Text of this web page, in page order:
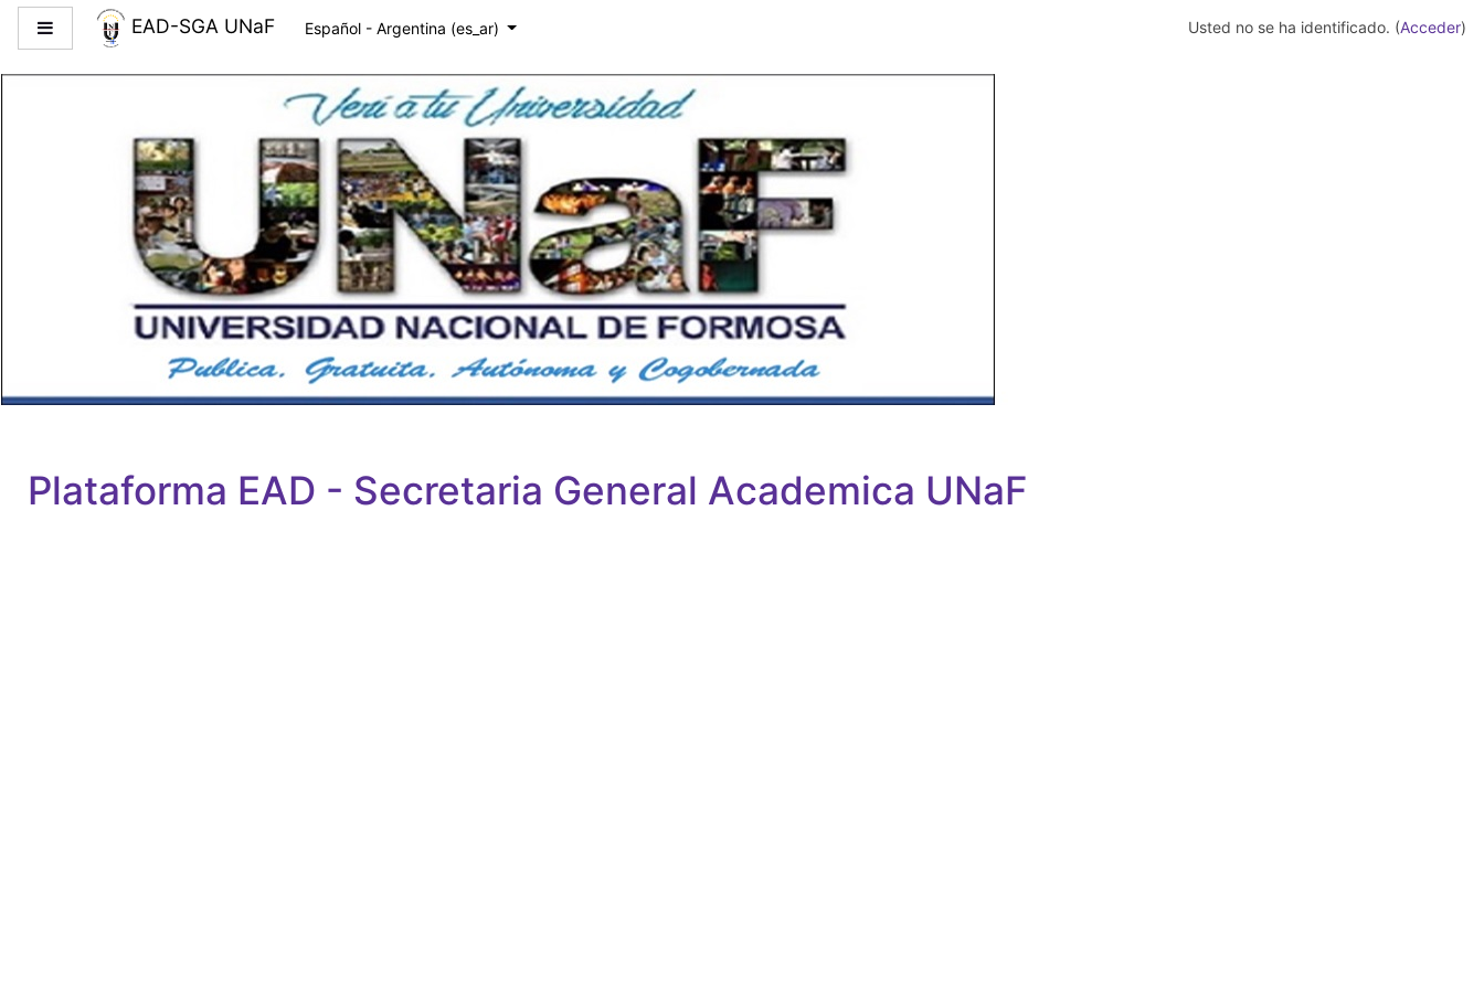
Salta al contenido principal
Panel lateralEAD-SGA UNaF Español - Argentina ‎(es_ar)‎ Usted no se ha identificado. (Acceder)
Plataforma EAD - Secretaria General Academica UNaF